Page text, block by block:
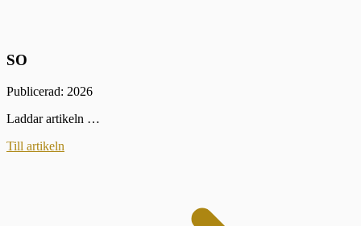
SO
Publicerad: 2026
Laddar artikeln …
Till artikeln